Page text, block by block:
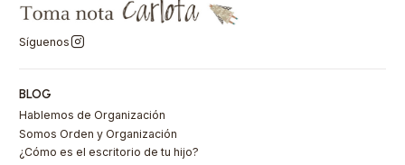
Síguenos
BLOG
Hablemos de Organización
Somos Orden y Organización
¿Cómo es el escritorio de tu hijo?